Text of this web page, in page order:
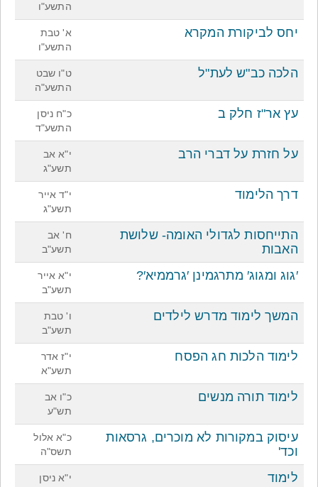
התשע"ו
יחס לביקורת המקרא
א' טבת
התשע"ו
הלכה כב"ש לעת"ל
ט"ו שבט
התשע"ה
עץ אר"ז חלק ב
כ"ח ניסן
התשע"ד
על חזרת על דברי הרב
י"א אב
תשע"ג
דרך הלימוד
י"ד אייר
תשע"ג
התייחסות לגדולי האומה- שלושת
האבות
ח' אב
תשע"ב
′גוג ומגוג′ מתרגמינן ′גרממיא′?
י"א אייר
תשע"ב
המשך לימוד מדרש לילדים
ו' טבת
תשע"ב
לימוד הלכות חג הפסח
י"ז אדר
תשע"א
לימוד תורה מנשים
כ"ו אב
תש"ע
עיסוק במקורות לא מוכרים, גרסאות
וכד'
כ"א אלול
תשס"ה
לימוד
י"א ניסן